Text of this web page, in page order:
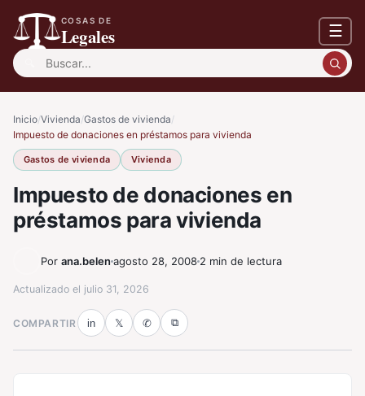
COSAS DE
Legales ☰
Buscar:
Inicio/Vivienda/Gastos de vivienda/
Impuesto de donaciones en préstamos para vivienda
Gastos de vivienda Vivienda
Impuesto de donaciones en
préstamos para vivienda
Por ana.belen agosto 28, 2008 2 min de lectura
Actualizado el julio 31, 2026
COMPARTIR in 𝕏 ✆ ⧉